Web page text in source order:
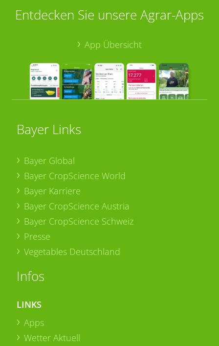
Entdecken Sie unsere Agrar-Apps
App Übersicht
Bayer Links
Bayer Global
Bayer CropScience World
Bayer Karriere
Bayer CropScience Austria
Bayer CropScience Schweiz
Presse
Vegetables Deutschland
Infos
LINKS
Apps
Wetter Aktuell